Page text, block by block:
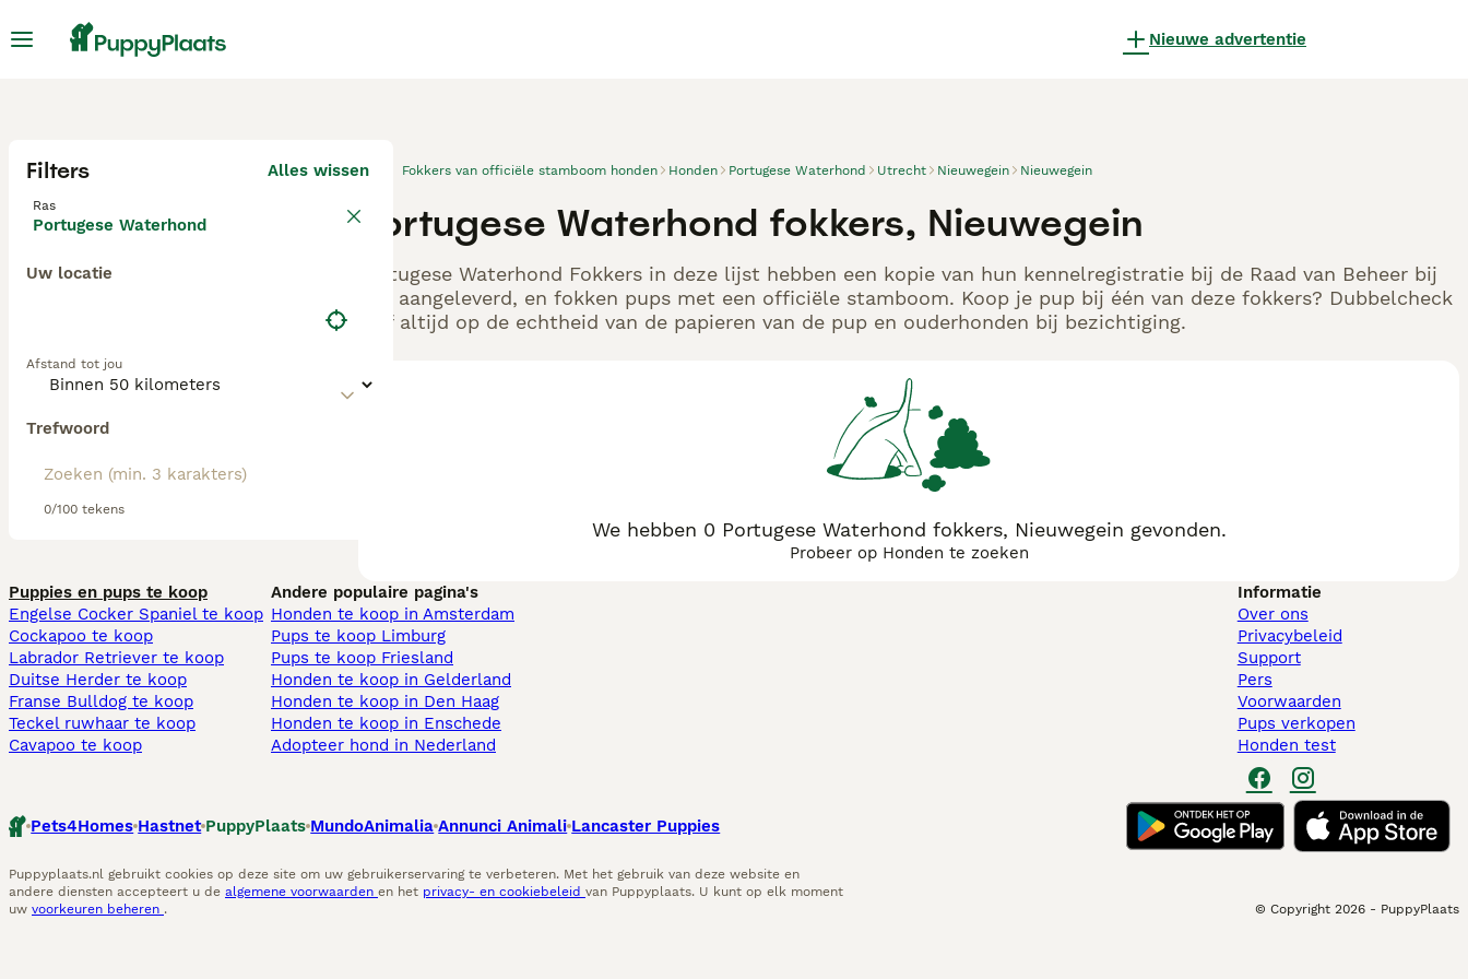
Nieuwe advertentie
Filters Alles wissen
Ras
Portugese Waterhond
Uw locatie
Afstand tot jou
Trefwoord
0/100 tekens
Fokkers van officiële stamboom honden Honden Portugese Waterhond Utrecht Nieuwegein Nieuwegein
Portugese Waterhond fokkers, Nieuwegein
Portugese Waterhond Fokkers in deze lijst hebben een kopie van hun kennelregistratie bij de Raad van Beheer bij
ons aangeleverd, en fokken pups met een officiële stamboom. Koop je pup bij één van deze fokkers? Dubbelcheck
zelf altijd op de echtheid van de papieren van de pup en ouderhonden bij bezichtiging.
We hebben 0 Portugese Waterhond fokkers, Nieuwegein gevonden.
Probeer op Honden te zoeken
Puppies en pups te koop
Engelse Cocker Spaniel te koop
Cockapoo te koop
Labrador Retriever te koop
Duitse Herder te koop
Franse Bulldog te koop
Teckel ruwhaar te koop
Cavapoo te koop
Andere populaire pagina's
Honden te koop in Amsterdam
Pups te koop Limburg​
Pups te koop Friesland​
Honden te koop in Gelderland
Honden te koop in Den Haag
Honden te koop in Enschede
Adopteer hond in Nederland
Informatie
Over ons
Privacybeleid
Support
Pers
Voorwaarden
Pups verkopen
Honden test
Pets4Homes Hastnet PuppyPlaats MundoAnimalia Annunci Animali Lancaster Puppies
Puppyplaats.nl gebruikt cookies op deze site om uw gebruikerservaring te verbeteren. Met het gebruik van deze website en
andere diensten accepteert u de algemene voorwaarden en het privacy- en cookiebeleid van Puppyplaats. U kunt op elk moment
uw voorkeuren beheren . © Copyright 2026 - PuppyPlaats